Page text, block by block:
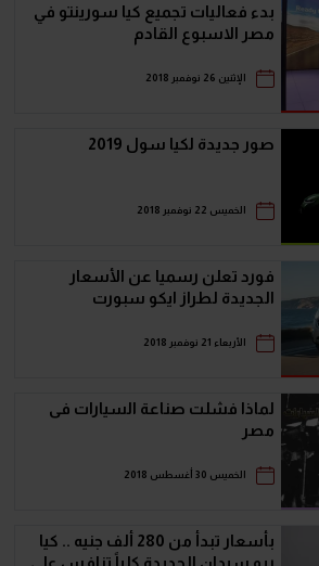
بدء فعاليات تجميع كيا سورينتو في
مصر الاسبوع القادم
الإثنين 26 نوفمبر 2018
صور جديدة لكيا سول 2019
الخميس 22 نوفمبر 2018
فورد تعلن رسميا عن الأسعار
الجديدة لطراز ايكو سبورت
الأربعاء 21 نوفمبر 2018
لماذا فشلت صناعة السيارات فى
مصر
الخميس 30 أغسطس 2018
بأسعار تبدأ من 280 ألف جنيه .. كيا
ريو سيدان الجديدة كلياً تنافس على